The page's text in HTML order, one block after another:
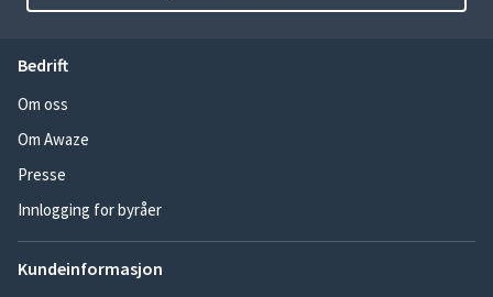
Bedrift
Om oss
Om Awaze
Presse
Innlogging for byråer
Kundeinformasjon